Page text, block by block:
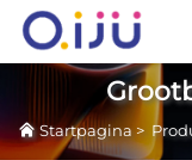
Startpagina
Startpagina >